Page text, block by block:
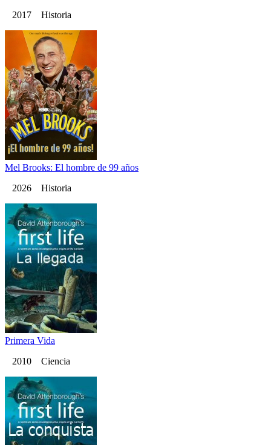
2017 Historia
Mel Brooks: El hombre de 99 años
2026 Historia
Primera Vida
2010 Ciencia